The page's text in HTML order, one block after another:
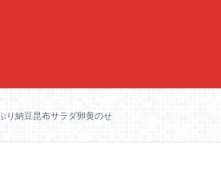
り納豆昆布サラダ卵黄のせ